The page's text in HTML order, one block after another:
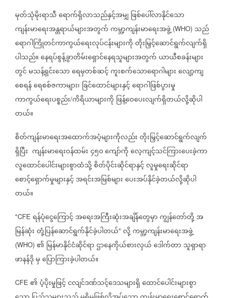
မုတ်သုံမိုးရာသီရောက်ရှိလာသည်နှင့်အမျှဖြစ်ပေါ်လာနိုင်သော
ကျန်းမာရေးအန္တရာယ်များအတွက်ကမ္ဘာ့ကျန်းမာရေးအဖွဲ့ (WHO) သည်
ရောဂါကြိုတင်ကာကွယ်ရေးလုပ်ငန်းများကိုတိုးမြှင့်ဆောင်ရွက်လျက်ရှိ
ပါသည်။နေရပ်စွန့်ခွာတိမ်းရှောင်နေရသူများအတွက်ယာယီစခန်းများ
တွင်မသန့်ရှင်းသောရေမှတစ်ဆင့်ကူးစက်သောရောဂါများလျော့ကျ
စေရန်ရေစစ်ဇကာများ၊ ခြင်ထောင်များနှင့်ရောဂါဖြစ်ပွားမှု
ကာကွယ်ရေးပစ္စည်း/ကိရိယာများကို ဖြန့်ဝေပေးလျက်ရှိတယ်လို့ဆိုပါ
တယ်။
စိတ်ကျန်းမာရေးအထောက်အပံ့များကိုလည်းတိုးမြှင့်ဆောင်ရွက်လျက်
ရှိပြီး ကျန်းမာရေးဝန်ထမ်း၄၅၀ကျော်ကိုလေ့ကျင့်သင်ကြားပေးခဲ့ကာ
လူထောင်ပေါင်းများစွာထံသို့စိတ်ပိုင်းဆိုင်ရာနှင့်လူမှုရေးဆိုင်ရာ
စောင့်ရှောက်မှုများနှင့်အရင်းအမြစ်များပေးအပ်နိုင်ခဲ့တယ်လို့ဆိုပါ
တယ်။
"CFE ရန်ပုံငွေကြောင့်အရေးအကြီးဆုံးအချိန်တွေမှာကျွန်တော်တို့အ
မြန်ဆုံးတုံ့ပြန်ဆောင်ရွက်နိုင်ခဲ့ပါတယ်" လို့ကမ္ဘာ့ကျန်းမာရေးအဖွဲ့
(WHO) ၏ မြန်မာနိုင်ငံဆိုင်ရာဌာနေကိုယ်စားလှယ်ဒေါက်တာသူရှာရာ
ဖာနန်ဒိုမှပြောကြားခဲ့ပါတယ်။
CFE ၏ပံ့ပိုးမှုဖြင့်ငလျင်ဒဏ်သင့်ဒေသများရှိထောင်ပေါင်းများစွာ